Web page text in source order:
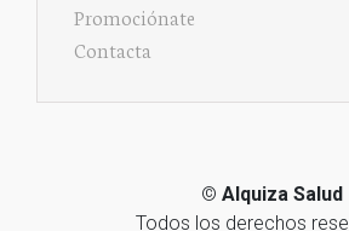
Promociónate
Contacta
© Alquiza Salud
Todos los derechos